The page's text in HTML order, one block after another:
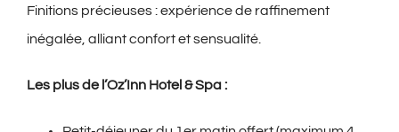
Finitions précieuses : expérience de raffinement
inégalée, alliant confort et sensualité.
Les plus de l’Oz’Inn Hotel & Spa :